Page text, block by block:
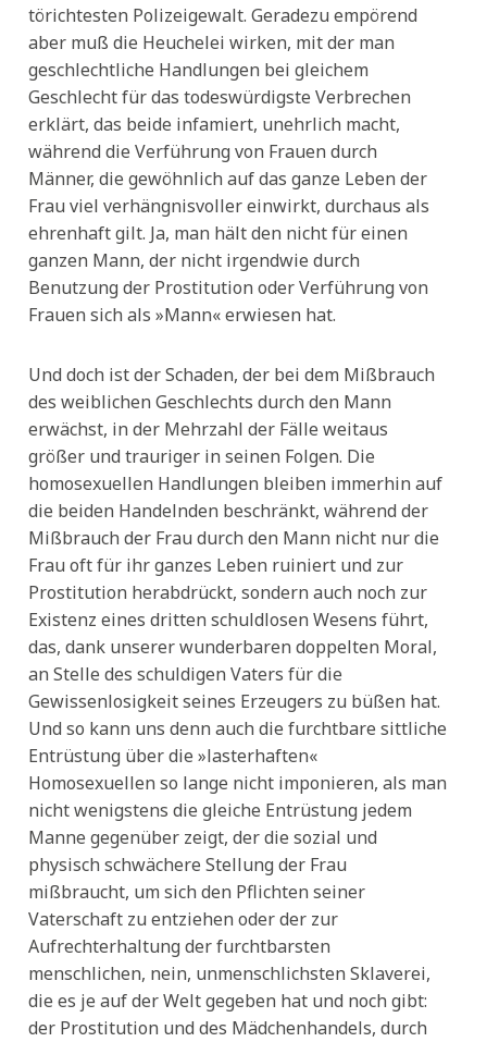
törichtesten Polizeigewalt. Geradezu empörend
aber muß die Heuchelei wirken, mit der man
geschlechtliche Handlungen bei gleichem
Geschlecht für das todeswürdigste Verbrechen
erklärt, das beide infamiert, unehrlich macht,
während die Verführung von Frauen durch
Männer, die gewöhnlich auf das ganze Leben der
Frau viel verhängnisvoller einwirkt, durchaus als
ehrenhaft gilt. Ja, man hält den nicht für einen
ganzen Mann, der nicht irgendwie durch
Benutzung der Prostitution oder Verführung von
Frauen sich als »Mann« erwiesen hat.
Und doch ist der Schaden, der bei dem Mißbrauch
des weiblichen Geschlechts durch den Mann
erwächst, in der Mehrzahl der Fälle weitaus
größer und trauriger in seinen Folgen. Die
homosexuellen Handlungen bleiben immerhin auf
die beiden Handelnden beschränkt, während der
Mißbrauch der Frau durch den Mann nicht nur die
Frau oft für ihr ganzes Leben ruiniert und zur
Prostitution herabdrückt, sondern auch noch zur
Existenz eines dritten schuldlosen Wesens führt,
das, dank unserer wunderbaren doppelten Moral,
an Stelle des schuldigen Vaters für die
Gewissenlosigkeit seines Erzeugers zu büßen hat.
Und so kann uns denn auch die furchtbare sittliche
Entrüstung über die »lasterhaften«
Homosexuellen so lange nicht imponieren, als man
nicht wenigstens die gleiche Entrüstung jedem
Manne gegenüber zeigt, der die sozial und
physisch schwächere Stellung der Frau
mißbraucht, um sich den Pflichten seiner
Vaterschaft zu entziehen oder der zur
Aufrechterhaltung der furchtbarsten
menschlichen, nein, unmenschlichsten Sklaverei,
die es je auf der Welt gegeben hat und noch gibt:
der Prostitution und des Mädchenhandels, durch